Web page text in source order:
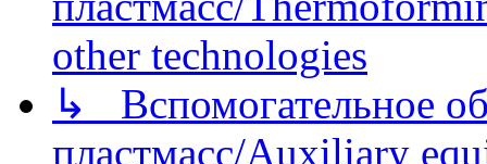
other technologies
↳ Вспомогательное
пластмасс/Auxiliary